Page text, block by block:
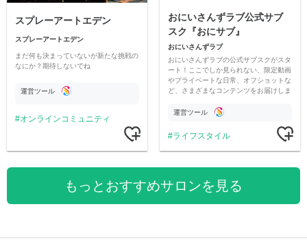
スプレーアートエデン
スプレーアートエデン
まだ何も決まっていないが新たな挑戦の
なにか？期待しないでね
運営ツール
オンラインコミュニティ
おにいさんずラブ公式サブ
スク『おにサブ』
おにいさんずラブ
おにいさんずラブの公式サブスクがスタ
ート！ここでしか見られない、限定動画
やプライベートな日常、オフショットな
ど、さまざまなコンテンツをお届けしま
運営ツール
ライフスタイル
もっとおすすめサロンを見る